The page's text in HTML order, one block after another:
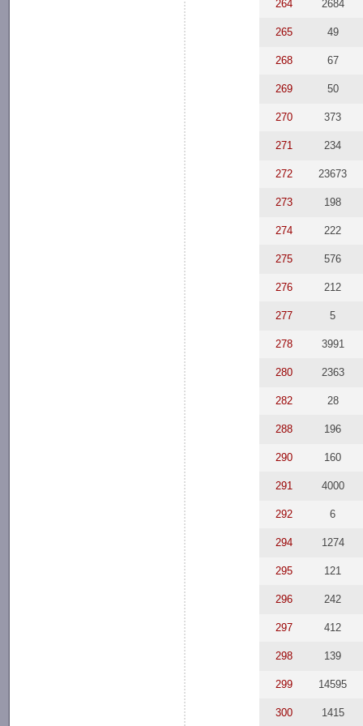
264 2684
265 49
268 67
269 50
270 373
271 234
272 23673
273 198
274 222
275 576
276 212
277 5
278 3991
280 2363
282 28
288 196
290 160
291 4000
292 6
294 1274
295 121
296 242
297 412
298 139
299 14595
300 1415